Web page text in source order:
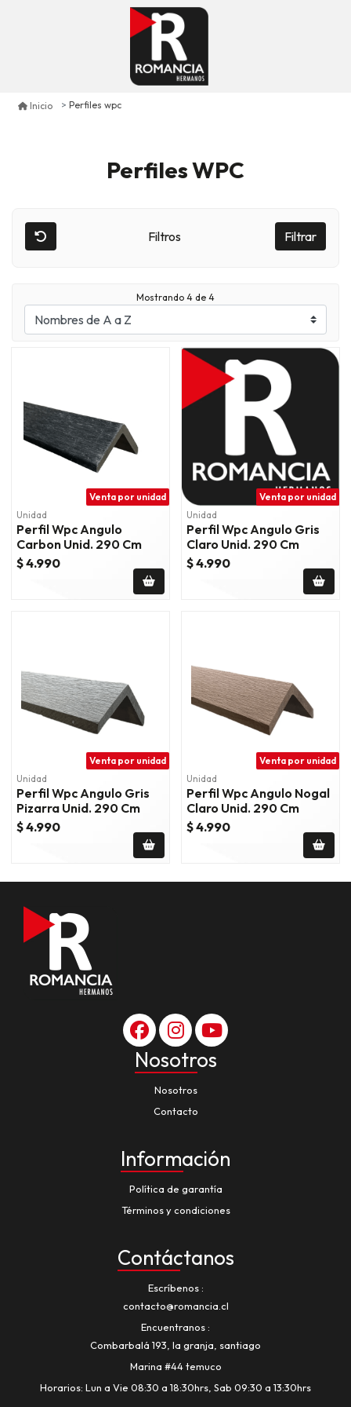
Inicio Perfiles wpc
Perfiles WPC
Filtros Filtrar
Mostrando 4 de 4
Venta por unidad
Unidad
Perfil Wpc Angulo
Carbon Unid. 290 Cm
$ 4.990
Venta por unidad
Unidad
Perfil Wpc Angulo Gris
Claro Unid. 290 Cm
$ 4.990
Venta por unidad
Unidad
Perfil Wpc Angulo Gris
Pizarra Unid. 290 Cm
$ 4.990
Venta por unidad
Unidad
Perfil Wpc Angulo Nogal
Claro Unid. 290 Cm
$ 4.990
Nosotros
Nosotros
Contacto
Información
Política de garantía
Términos y condiciones
Contáctanos
Escríbenos
contacto@romancia.cl
Encuentranos
Combarbalá 193, la granja, santiago
Marina #44 temuco
Horarios: Lun a Vie 08:30 a 18:30hrs, Sab 09:30 a 13:30hrs